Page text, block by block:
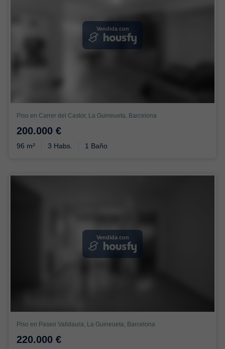
Vendida con
Piso en Carrer del Castor, La Guineueta, Barcelona
200.000 €
96 m² 3 Habs. 1 Baño
Vendida con
Piso en Paseo Valldaura, La Guineueta, Barcelona
220.000 €